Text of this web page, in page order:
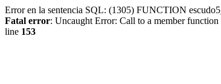
Error en la sentencia SQL: (1305) FUNCTION
Fatal error: Uncaught Error: Call to a member
line 153